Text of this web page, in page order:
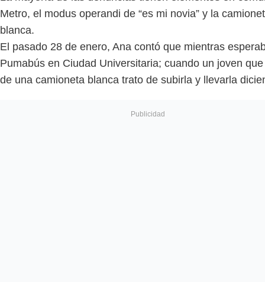
Metro, el modus operandi de “es mi novia” y la
blanca.
El pasado 28 de enero, Ana contó que mientras
Pumabús en Ciudad Universitaria; cuando un joven
de una camioneta blanca trato de subirla y llevarla